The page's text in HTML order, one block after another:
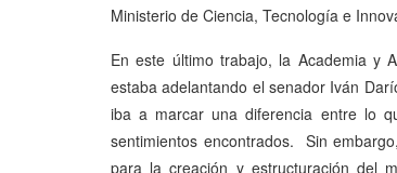
Ministerio de Ciencia, Tecnología e
En este último trabajo, la Academia y
estaba adelantando el senador Iván
iba a marcar una diferencia entre lo
sentimientos encontrados. Sin
para la creación y estructuración del